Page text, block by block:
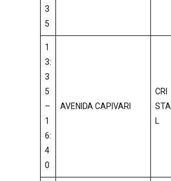
3
5
1
3:
3
5
–
1
6:
4
0
AVENIDA CAPIVARI
CRI
STA
L